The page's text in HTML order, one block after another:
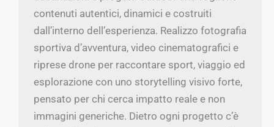
contenuti autentici, dinamici e costruiti
dall’interno dell’esperienza. Realizzo fotografia
sportiva d’avventura, video cinematografici e
riprese drone per raccontare sport, viaggio ed
esplorazione con uno storytelling visivo forte,
pensato per chi cerca impatto reale e non
immagini generiche. Dietro ogni progetto c’è